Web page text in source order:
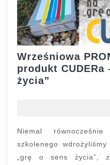
Wrześniowa
produkt CUDERa
życia”
produkt
CUDERa
–
Niemal równocześnie z rozpoczęciem roku
szkolenego
„grę o sens życia”,